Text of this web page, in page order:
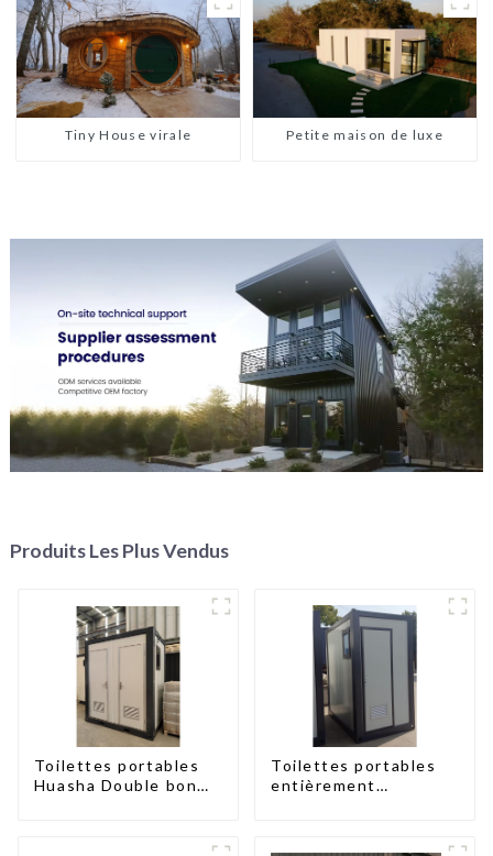
Tiny House virale Petite maison de luxe
Produits Les Plus Vendus
Toilettes portables
Huasha Double bon
Toilettes portables
entièrement